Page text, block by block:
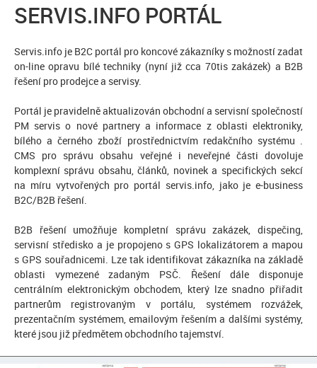
SERVIS.INFO PORTÁL
Servis.info je B2C portál pro koncové zákazníky s možností zadat
on-line opravu bílé techniky (nyní již cca 70tis zakázek) a B2B
řešení pro prodejce a servisy.
Portál je pravidelně aktualizován obchodní a servisní společností
PM servis o nové partnery a informace z oblasti elektroniky,
bílého a černého zboží prostřednictvím redakčního systému .
CMS pro správu obsahu veřejné i neveřejné části dovoluje
komplexní správu obsahu, článků, novinek a specifických sekcí
na míru vytvořených pro portál servis.info, jako je e-business
B2C/B2B řešení.
B2B řešení umožňuje kompletní správu zakázek, dispečing,
servisní středisko a je propojeno s GPS lokalizátorem a mapou
s GPS souřadnicemi. Lze tak identifikovat zákazníka na základě
oblasti vymezené zadaným PSČ. Řešení dále disponuje
centrálním elektronickým obchodem, který lze snadno přiřadit
partnerům registrovaným v portálu, systémem rozvážek,
prezentačním systémem, emailovým řešením a dalšími systémy,
které jsou již předmětem obchodního tajemství.